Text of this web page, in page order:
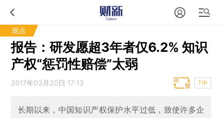
观点
报告：研发愿超3年者仅6.2% 知识
产权“惩罚性赔偿”太弱
2017年03月20日 17:13 T中
长期以来，中国知识产权保护水平过低，致使许多企